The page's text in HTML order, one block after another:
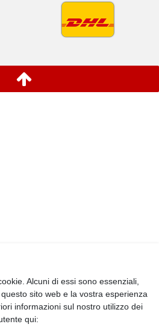
Alcuni di essi sono essenziali,
sito web e la vostra esperienza
informazioni sul nostro utilizzo dei
qui: